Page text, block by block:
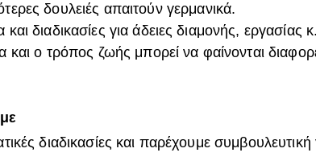
δουλειές απαιτούν γερμανικά.
διαδικασίες για άδειες διαμονής, εργασίας
ο τρόπος ζωής μπορεί να φαίνονται
διαδικασίες και παρέχουμε συμβουλευτική